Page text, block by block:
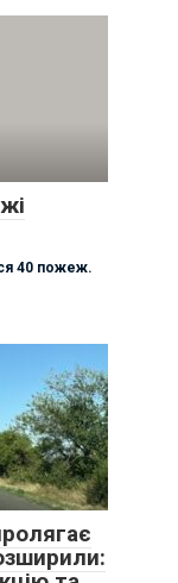
40 пожеж.